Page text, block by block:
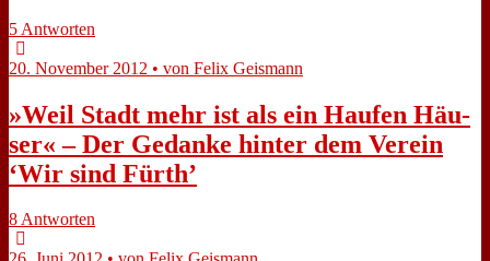
5 Antworten
20. November 2012 • von Felix Geismann
»Weil Stadt mehr ist als ein Hau­fen Häu­
ser« – Der Ge­dan­ke hin­ter dem Ver­ein
‘Wir sind Fürth’
8 Antworten